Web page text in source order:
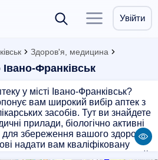
Увійти
Здоров'я, медицина
Франківськ
у місті Івано-Франківськ?
вам широкий вибір аптек з
засобів. Тут ви знайдете
прилади, біологічно активні
для збереження вашого здоров'я.
надати вам кваліфіковану